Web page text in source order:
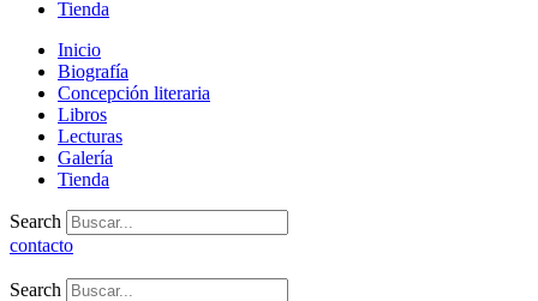
Tienda
Inicio
Biografía
Concepción literaria
Libros
Lecturas
Galería
Tienda
Search
contacto
Search